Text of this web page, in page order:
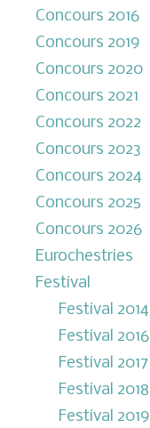
Concours 2016
Concours 2019
Concours 2020
Concours 2021
Concours 2022
Concours 2023
Concours 2024
Concours 2025
Concours 2026
Eurochestries
Festival
Festival 2014
Festival 2016
Festival 2017
Festival 2018
Festival 2019